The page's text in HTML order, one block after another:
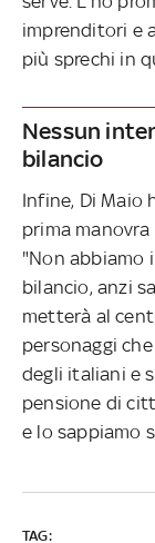
imprenditori e
più sprechi in
Nessun
bilancio
Infine, Di
prima
"Non abbiamo
bilancio, anzi
metterà al
personaggi
degli italiani e
pensione di
e lo sappiamo
TAG: